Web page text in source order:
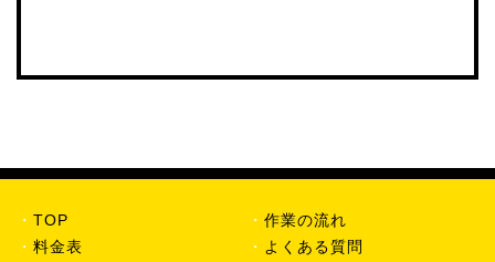
・ TOP ・ 作業の流れ
・ 料金表 ・ よくある質問